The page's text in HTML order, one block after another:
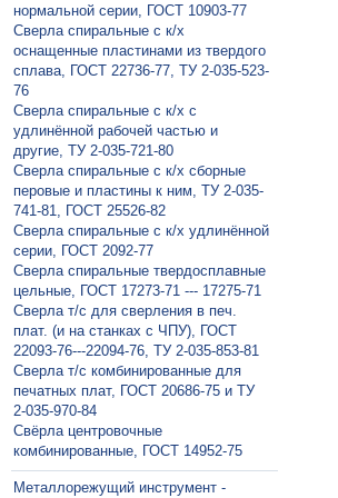
нормальной серии, ГОСТ 10903-77
Сверла спиральные с к/х
оснащенные пластинами из твердого
сплава, ГОСТ 22736-77, ТУ 2-035-523-
76
Сверла спиральные с к/х с
удлинённой рабочей частью и
другие, ТУ 2-035-721-80
Сверла спиральные с к/х сборные
перовые и пластины к ним, ТУ 2-035-
741-81, ГОСТ 25526-82
Сверла спиральные с к/х удлинённой
серии, ГОСТ 2092-77
Сверла спиральные твердосплавные
цельные, ГОСТ 17273-71 --- 17275-71
Сверла т/с для сверления в печ.
плат. (и на станках с ЧПУ), ГОСТ
22093-76---22094-76, ТУ 2-035-853-81
Сверла т/с комбинированные для
печатных плат, ГОСТ 20686-75 и ТУ
2-035-970-84
Свёрла центровочные
комбинированные, ГОСТ 14952-75
Металлорежущий инструмент -